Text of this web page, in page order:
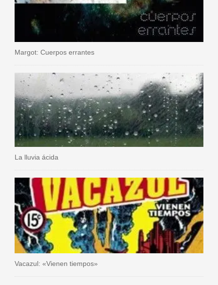
Margot: Cuerpos errantes
La lluvia ácida
Vacazul: «Vienen tiempos»